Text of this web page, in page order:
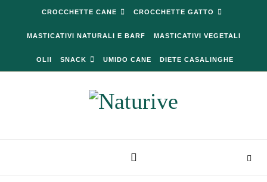
CROCCHETTE CANE CROCCHETTE GATTO
MASTICATIVI NATURALI E BARF MASTICATIVI VEGETALI
OLII SNACK UMIDO CANE DIETE CASALINGHE